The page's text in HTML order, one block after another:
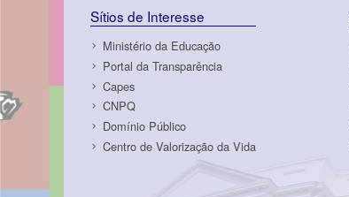
Sítios de Interesse
Ministério da Educação
Portal da Transparência
Capes
CNPQ
Domínio Público
Centro de Valorização da Vida